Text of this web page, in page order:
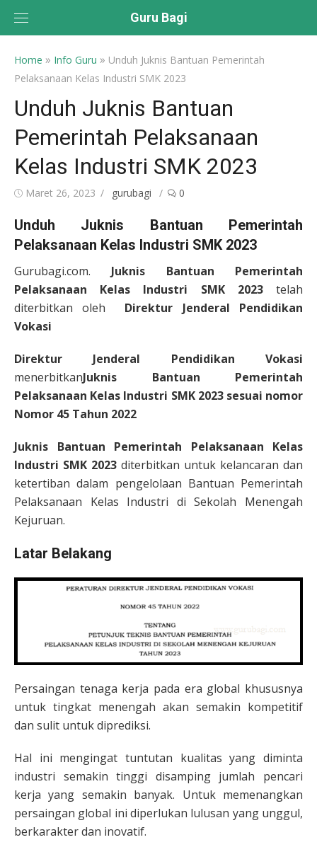
Guru Bagi
Home » Info Guru » Unduh Juknis Bantuan Pemerintah
Pelaksanaan Kelas Industri SMK 2023
Unduh Juknis Bantuan
Pemerintah Pelaksanaan
Kelas Industri SMK 2023
Posted
Maret 26, 2023 Author
gurubagi 0
Unduh Juknis Bantuan Pemerintah
Pelaksanaan Kelas Industri SMK 2023
Gurubagi.com. Juknis Bantuan Pemerintah
Pelaksanaan Kelas Industri SMK 2023telah
diterbitkan oleh Direktur Jenderal Pendidikan
Vokasi
Direktur Jenderal Pendidikan Vokasi
menerbitkanJuknis Bantuan Pemerintah
Pelaksanaan Kelas Industri SMK 2023 sesuai nomor
Nomor 45 Tahun 2022
Juknis Bantuan Pemerintah Pelaksanaan Kelas
Industri SMK 2023 diterbitkan untuk kelancaran dan
ketertiban dalam pengelolaan Bantuan Pemerintah
Pelaksanaan Kelas Industri di Sekolah Menengah
Kejuruan.
Latar Belakang
Persaingan tenaga kerja pada era global khususnya
untuk tingkat menengah akan semakin kompetitif
dan sulit untuk diprediksi.
Hal ini mengingat tuntutan kualitas yang diminta
industri semakin tinggi disamping jumlah pencari
kerja yang semakin banyak. Untuk memenangkan
persaingan global ini diperlukan lulusan yang unggul,
berkarakter dan inovatif.